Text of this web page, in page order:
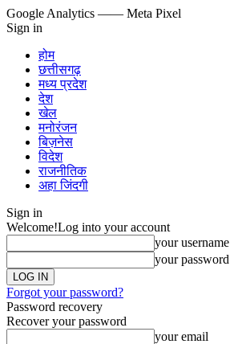
Google Analytics —— Meta Pixel
Sign in
होम
छत्तीसगढ़
मध्य प्रदेश
देश
खेल
मनोरंजन
बिज़नेस
विदेश
राजनीतिक
अहा जिंदगी
Sign in
Welcome!Log into your account
your username
your password
Forgot your password?
Password recovery
Recover your password
your email